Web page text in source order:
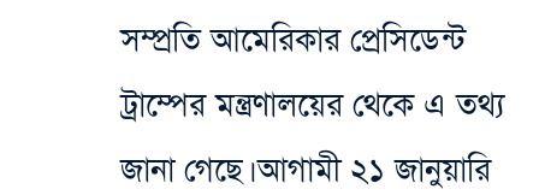
সম্প্রতি আমেরিকার প্রেসিডেন্ট
ট্রাম্পের মন্ত্রণালয়ের থেকে এ তথ্য
জানা গেছে। আগামী ২১ জানুয়ারি